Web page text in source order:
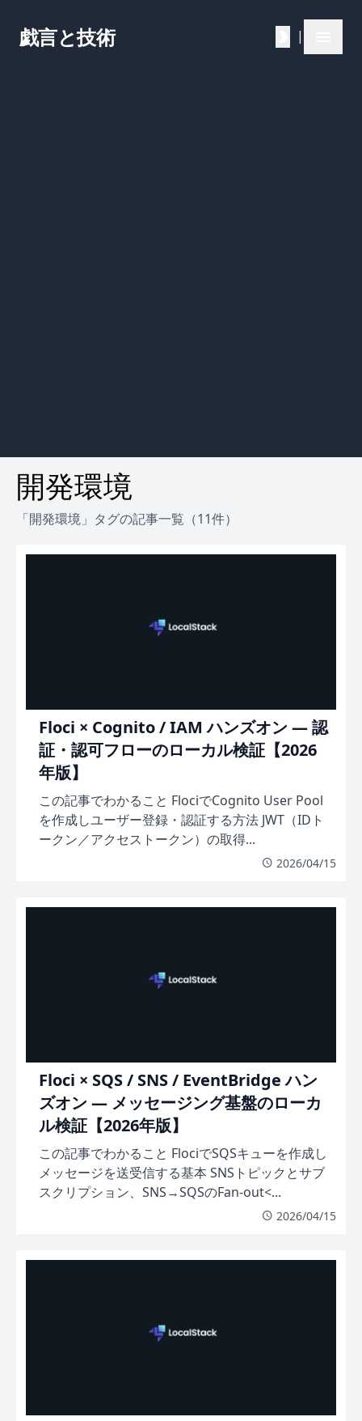
戯言と技術 |
開発環境
「開発環境」タグの記事一覧（11件）
Floci × Cognito / IAM ハンズオン — 認
証・認可フローのローカル検証【2026
年版】
この記事でわかること FlociでCognito User Pool
を作成しユーザー登録・認証する方法 JWT（IDト
ークン／アクセストークン）の取得...
2026/04/15
Floci × SQS / SNS / EventBridge ハン
ズオン — メッセージング基盤のローカ
ル検証【2026年版】
この記事でわかること FlociでSQSキューを作成し
メッセージを送受信する基本 SNSトピックとサブ
スクリプション、SNS→SQSのFan-out<...
2026/04/15